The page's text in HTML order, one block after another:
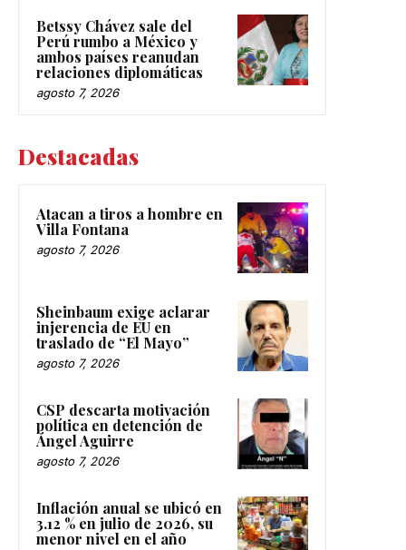
Betssy Chávez sale del
Perú rumbo a México y
ambos países reanudan
relaciones diplomáticas
agosto 7, 2026
Destacadas
Atacan a tiros a hombre en
Villa Fontana
agosto 7, 2026
Sheinbaum exige aclarar
injerencia de EU en
traslado de “El Mayo”
agosto 7, 2026
CSP descarta motivación
política en detención de
Ángel Aguirre
agosto 7, 2026
Inflación anual se ubicó en
3.12 % en julio de 2026, su
menor nivel en el año